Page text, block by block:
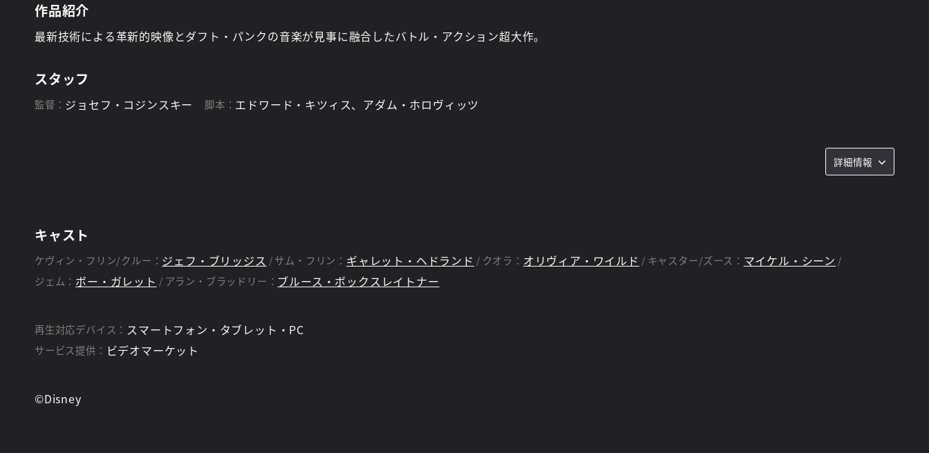
作品紹介
最新技術による革新的映像とダフト・パンクの音楽が見事に融合したバトル・アクション超大作。
スタッフ
監督： ジョセフ・コジンスキー 脚本： エドワード・キツィス、アダム・ホロヴィッツ
詳細情報
キャスト
ケヴィン・フリン/クルー： ジェフ・ブリッジス サム・フリン： ギャレット・ヘドランド クオラ： オリヴィア・ワイルド キャスター/ズース： マイケル・シーン
ジェム： ボー・ガレット アラン・ブラッドリー： ブルース・ボックスレイトナー
再生対応デバイス： スマートフォン・タブレット・PC
サービス提供： ビデオマーケット
©Disney